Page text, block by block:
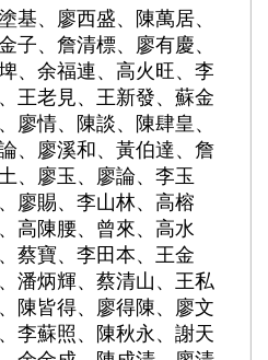
基、廖西盛、陳萬居、
子、詹清標、廖有慶、
、余福連、高火旺、李
王老見、王新發、蘇金
廖情、陳談、陳肆皇、
、廖溪和、黃伯達、詹
、廖玉、廖論、李玉
廖賜、李山林、高榕
高陳腰、曾來、高水
蔡寶、李田本、王金
潘炳輝、蔡清山、王私
陳皆得、廖得陳、廖文
李蘇照、陳秋永、謝天